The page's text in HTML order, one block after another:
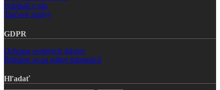
Napísali o nás
Tlačové správy
GDPR
Ochrana osobných údajov
Prihláste sa na odber informácií
Hľadať